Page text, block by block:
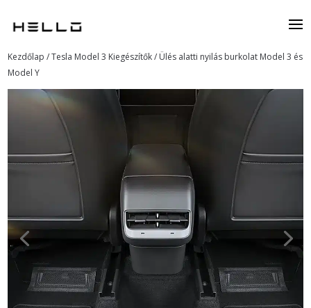
Kezdőlap /Tesla Model 3 Kiegészítők/ Ülés alatti nyilás burkolat Model 3 és
Model Y